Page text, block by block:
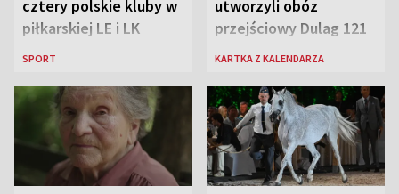
cztery polskie kluby w
piłkarskiej LE i LK
SPORT
utworzyli obóz
przejściowy Dulag 121
KARTKA Z KALENDARZA